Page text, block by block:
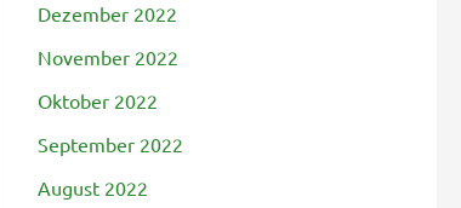
Dezember 2022
November 2022
Oktober 2022
September 2022
August 2022